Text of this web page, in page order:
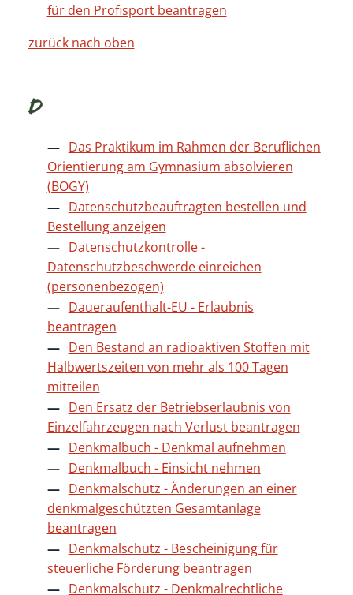
für den Profisport beantragen
zurück nach oben
D
Das Praktikum im Rahmen der Beruflichen
Orientierung am Gymnasium absolvieren
(BOGY)
Datenschutzbeauftragten bestellen und
Bestellung anzeigen
Datenschutzkontrolle -
Datenschutzbeschwerde einreichen
(personenbezogen)
Daueraufenthalt-EU - Erlaubnis
beantragen
Den Bestand an radioaktiven Stoffen mit
Halbwertszeiten von mehr als 100 Tagen
mitteilen
Den Ersatz der Betriebserlaubnis von
Einzelfahrzeugen nach Verlust beantragen
Denkmalbuch - Denkmal aufnehmen
Denkmalbuch - Einsicht nehmen
Denkmalschutz - Änderungen an einer
denkmalgeschützten Gesamtanlage
beantragen
Denkmalschutz - Bescheinigung für
steuerliche Förderung beantragen
Denkmalschutz - Denkmalrechtliche